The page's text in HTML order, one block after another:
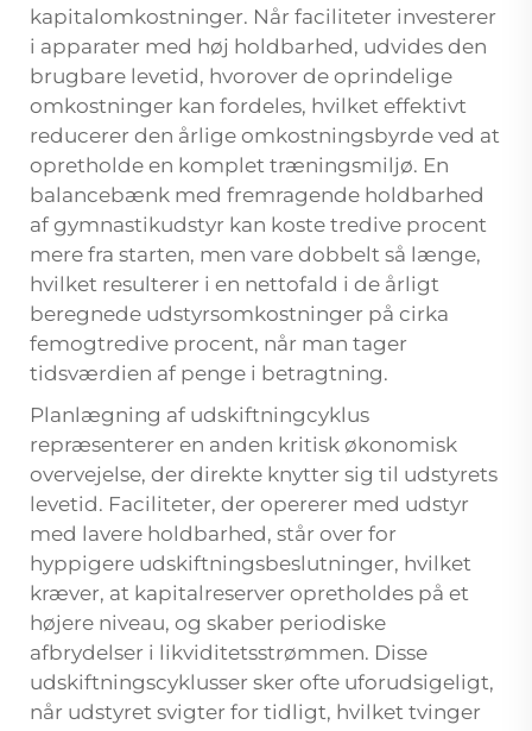
kapitalomkostninger. Når faciliteter investerer
i apparater med høj holdbarhed, udvides den
brugbare levetid, hvorover de oprindelige
omkostninger kan fordeles, hvilket effektivt
reducerer den årlige omkostningsbyrde ved at
opretholde en komplet træningsmiljø. En
balancebænk med fremragende holdbarhed
af gymnastikudstyr kan koste tredive procent
mere fra starten, men vare dobbelt så længe,
hvilket resulterer i en nettofald i de årligt
beregnede udstyrsomkostninger på cirka
femogtredive procent, når man tager
tidsværdien af penge i betragtning.
Planlægning af udskiftningcyklus
repræsenterer en anden kritisk økonomisk
overvejelse, der direkte knytter sig til udstyrets
levetid. Faciliteter, der opererer med udstyr
med lavere holdbarhed, står over for
hyppigere udskiftningsbeslutninger, hvilket
kræver, at kapitalreserver opretholdes på et
højere niveau, og skaber periodiske
afbrydelser i likviditetsstrømmen. Disse
udskiftningscyklusser sker ofte uforudsigeligt,
når udstyret svigter for tidligt, hvilket tvinger